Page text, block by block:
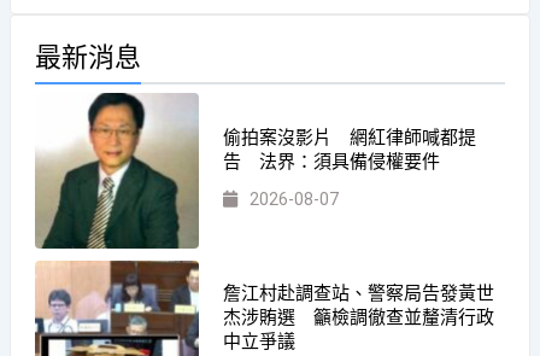
最新消息
偷拍案沒影片 網紅律師喊都提
告 法界：須具備侵權要件
2026-08-07
詹江村赴調查站、警察局告發黃世
杰涉賄選 籲檢調徹查並釐清行政
中立爭議